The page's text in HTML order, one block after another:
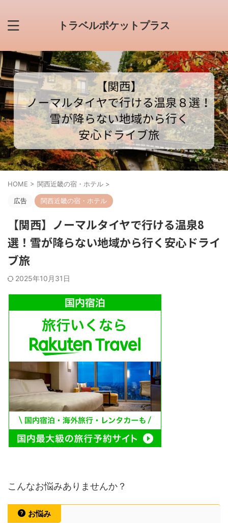
トラベルポケットプラス
HOME > 関西近畿の宿・ホテル >
広告 関西近畿の宿・ホテル
【関西】ノーマルタイヤで行ける温泉8
選！雪が降らない地域から行く安心ドライ
ブ旅
2025年10月31日
こんなお悩みありませんか？
お悩み